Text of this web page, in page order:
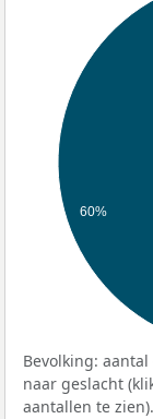
60%
Bevolking:
naar geslacht
aantallen te zien).